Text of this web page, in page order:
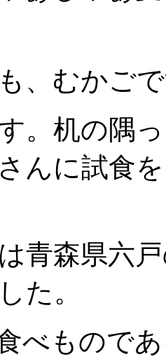
、むかご
。机の隅
んに試食
青森県六
た。
べもので